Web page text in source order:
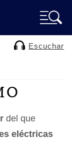
Escuchar
del que
eléctricas